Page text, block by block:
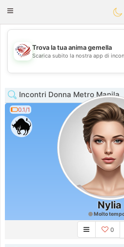
States
Toggle
💖
💕
Trova la tua anima gemella
Scarica subito la nostra app di
Incontri Donna Metro Manila
0.1/1
Nylia
Molto
0